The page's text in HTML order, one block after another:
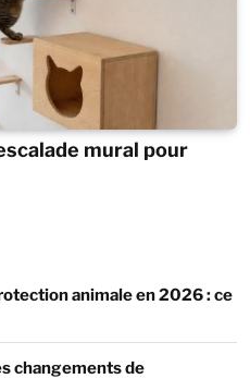
mural pour
animale en 2026 : ce
changements de